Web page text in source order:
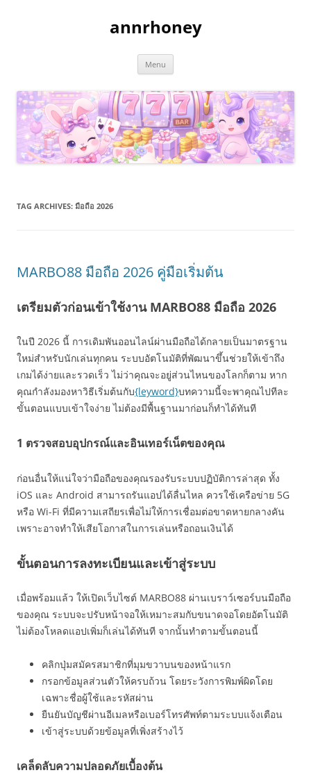
annrhoney
Menu
TAG ARCHIVES: มือถือ 2026
MARBO88 มือถือ 2026 คู่มือเริ่มต้น
เตรียมตัวก่อนเข้าใช้งาน MARBO88 มือถือ 2026
ในปี 2026 นี้ การเดิมพันออนไลน์ผ่านมือถือได้กลายเป็นมาตรฐาน
ใหม่สำหรับนักเล่นทุกคน ระบบอัตโนมัติที่พัฒนาขึ้นช่วยให้เข้าถึง
เกมได้ง่ายและรวดเร็ว ไม่ว่าคุณจะอยู่ส่วนไหนของโลกก็ตาม หาก
คุณกำลังมองหาวิธีเริ่มต้นกับ{leyword}บทความนี้จะพาคุณไปทีละ
ขั้นตอนแบบเข้าใจง่าย ไม่ต้องมีพื้นฐานมาก่อนก็ทำได้ทันที
1 ตรวจสอบอุปกรณ์และอินเทอร์เน็ตของคุณ
ก่อนอื่นให้แน่ใจว่ามือถือของคุณรองรับระบบปฏิบัติการล่าสุด ทั้ง
iOS และ Android สามารถรันแอปได้ลื่นไหล ควรใช้เครือข่าย 5G
หรือ Wi-Fi ที่มีความเสถียรเพื่อไม่ให้การเชื่อมต่อขาดหายกลางคัน
เพราะอาจทำให้เสียโอกาสในการเล่นหรือถอนเงินได้
ขั้นตอนการลงทะเบียนและเข้าสู่ระบบ
เมื่อพร้อมแล้ว ให้เปิดเว็บไซต์ MARBO88 ผ่านเบราว์เซอร์บนมือถือ
ของคุณ ระบบจะปรับหน้าจอให้เหมาะสมกับขนาดจอโดยอัตโนมัติ
ไม่ต้องโหลดแอปเพิ่มก็เล่นได้ทันที จากนั้นทำตามขั้นตอนนี้
คลิกปุ่มสมัครสมาชิกที่มุมขวาบนของหน้าแรก
กรอกข้อมูลส่วนตัวให้ครบถ้วน โดยระวังการพิมพ์ผิดโดย
เฉพาะชื่อผู้ใช้และรหัสผ่าน
ยืนยันบัญชีผ่านอีเมลหรือเบอร์โทรศัพท์ตามระบบแจ้งเตือน
เข้าสู่ระบบด้วยข้อมูลที่เพิ่งสร้างไว้
เคล็ดลับความปลอดภัยเบื้องต้น